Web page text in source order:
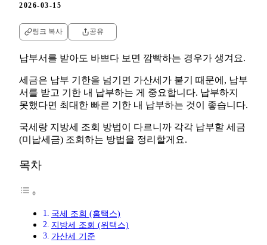
2026-03-15
링크 복사 공유
납부서를 받아도 바쁘다 보면 깜빡하는 경우가 생겨요.
세금은 납부 기한을 넘기면 가산세가 붙기 때문에, 납부
서를 받고 기한 내 납부하는 게 중요합니다. 납부하지
못했다면 최대한 빠른 기한 내 납부하는 것이 좋습니다.
국세랑 지방세 조회 방법이 다르니까 각각 납부할 세금
(미납세금) 조회하는 방법을 정리할게요.
목차
국세 조회 (홈택스)
지방세 조회 (위택스)
가산세 기준